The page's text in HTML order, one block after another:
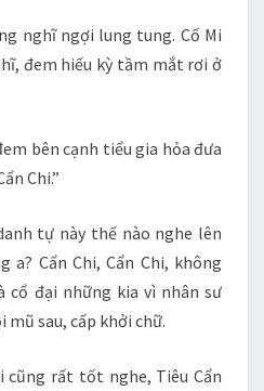
nghĩ ngợi lung tung. Cố Mi
đem hiếu kỳ tầm mắt rơi ở
bên cạnh tiểu gia hỏa đưa
Chi.”
tự này thế nào nghe lên
a? Cẩn Chi, Cẩn Chi, không
đại những kia vì nhân sư
sau, cấp khởi chữ.
cũng rất tốt nghe, Tiêu Cẩn